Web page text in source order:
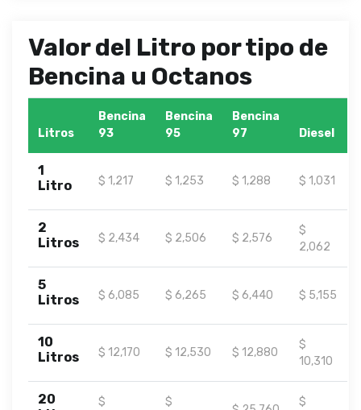
Valor del Litro por tipo de
Bencina u Octanos
Litros
Bencina
93
Bencina
95
Bencina
97
Diesel
1
Litro
$ 1,217 $ 1,253 $ 1,288 $ 1,031
2
Litros
$ 2,434 $ 2,506 $ 2,576
$
2,062
5
Litros
$ 6,085 $ 6,265 $ 6,440 $ 5,155
10
Litros
$ 12,170 $ 12,530 $ 12,880
$
10,310
20
$
$
$